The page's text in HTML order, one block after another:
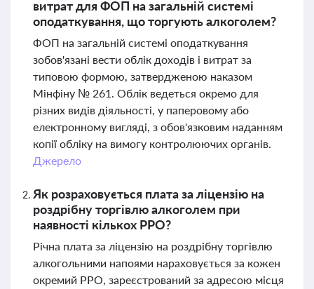
витрат для ФОП на загальній системі
оподаткування, що торгують алкоголем?
ФОП на загальній системі оподаткування
зобов'язані вести облік доходів і витрат за
типовою формою, затвердженою наказом
Мінфіну № 261. Облік ведеться окремо для
різних видів діяльності, у паперовому або
електронному вигляді, з обов'язковим наданням
копії обліку на вимогу контролюючих органів.
Джерело
Як розраховується плата за ліцензію на
роздрібну торгівлю алкоголем при
наявності кількох РРО?
Річна плата за ліцензію на роздрібну торгівлю
алкогольними напоями нараховується за кожен
окремий РРО, зареєстрований за адресою місця